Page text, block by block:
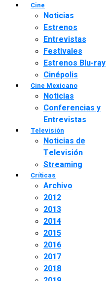
Cine
Noticias
Estrenos
Entrevistas
Festivales
Estrenos Blu-ray
Cinépolis
Cine Mexicano
Noticias
Conferencias y
Entrevistas
Televisión
Noticias de
Televisión
Streaming
Críticas
Archivo
2012
2013
2014
2015
2016
2017
2018